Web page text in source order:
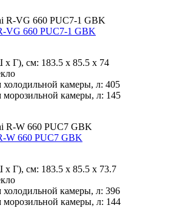
VG 660 PUC7-1 GBK
х Г), см: 183.5 х 85.5 х 74
камеры, л: 405
камеры, л: 145
W 660 PUC7 GBK
х Г), см: 183.5 х 85.5 х 73.7
камеры, л: 396
камеры, л: 144